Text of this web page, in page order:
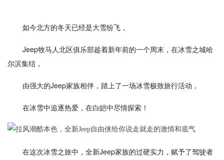
如今北方的冬天已经是大雪纷飞，
Jeep牧马人北区俱乐部趁着新年前的一个周末，在冰雪之城哈
尔滨集结，
由强大的Jeep家族相伴，踏上了一场冰雪极致旅行活动，
在冰雪中追逐热爱，在白皑中尽情探索！
在这次冰雪之旅中，全新Jeep家族的过硬实力，赋予了驾驶者